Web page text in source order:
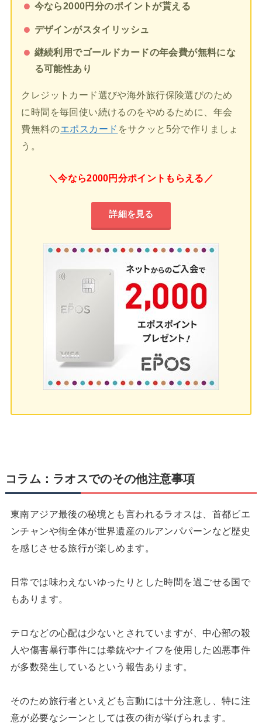
今なら2000円分のポイントが貰える
デザインがスタイリッシュ
継続利用でゴールドカードの年会費が無料にな
る可能性あり
クレジットカード選びや海外旅行保険選びのため
に時間を毎回使い続けるのをやめるために、年会
費無料のエポスカード をサクッと5分で作りましょ
う。
＼今なら2000円分ポイントもらえる／
詳細を見る
コラム：ラオスでのその他注意事項
東南アジア最後の秘境とも言われるラオスは、首都ビエ
ンチャンや街全体が世界遺産のルアンパパーンなど歴史
を感じさせる旅行が楽しめます。
日常では味わえないゆったりとした時間を過ごせる国で
もあります。
テロなどの心配は少ないとされていますが、中心部の殺
人や傷害暴行事件には拳銃やナイフを使用した凶悪事件
が多数発生しているという報告あります。
そのため旅行者といえども言動には十分注意し、特に注
意が必要なシーンとしては夜の街が挙げられます。